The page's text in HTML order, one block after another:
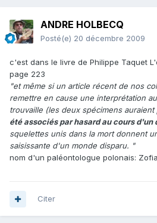
ANDRE HOLBECQ
Posté(e) 20 décembre 2009
c'est dans le livre de Philippe Taquet
page 223
"et même si un article récent de nos
remettre en cause une interprétation
trouvaille (les deux spécimens auraient
été associés par hasard au cours d'un
squelettes unis dans la mort donnent
saisissante d'un monde disparu. "
nom d'un paléontologue polonais:
Citer